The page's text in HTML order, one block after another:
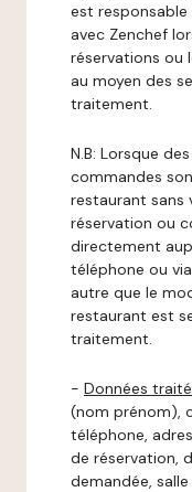
est
avec Zenchef
réservations ou
au moyen des
traitement.
N.B: Lorsque
commandes
restaurant sans
réservation ou
directement
téléphone ou
autre que le
restaurant est
traitement.
- Données
(nom prénom),
téléphone,
de réservation,
demandée,